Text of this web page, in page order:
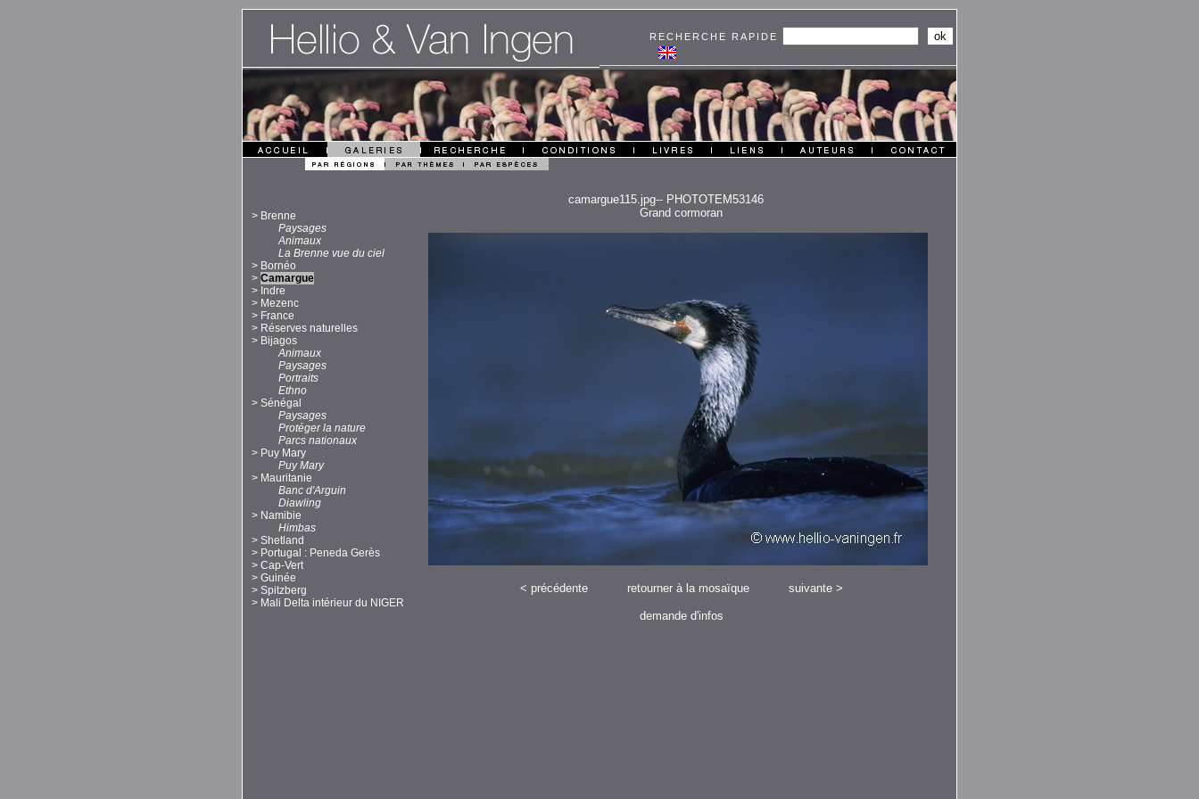
RECHERCHE RAPIDE
camargue115.jpg-- PHOTOTEM53146
> Brenne
Paysages
Animaux
La Brenne vue du ciel
> Bornéo
> Camargue
> Indre
> Mezenc
> France
> Réserves naturelles
> Bijagos
Animaux
Paysages
Portraits
Ethno
> Sénégal
Paysages
Protéger la nature
Parcs nationaux
> Puy Mary
Puy Mary
> Mauritanie
Banc d'Arguin
Diawling
> Namibie
Himbas
> Shetland
> Portugal : Peneda Gerès
> Cap-Vert
> Guinée
> Spitzberg
> Mali Delta intérieur du NIGER
Grand cormoran
< précédente retourner à la mosaïque suivante>
demande d'infos